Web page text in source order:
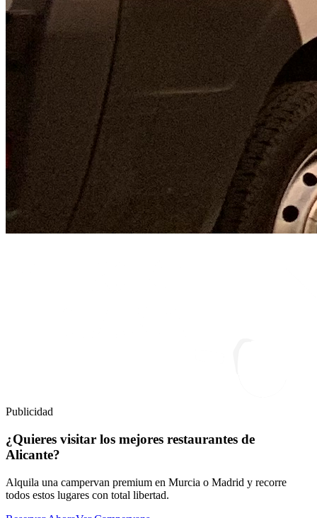
Publicidad
¿Quieres visitar los mejores restaurantes de
Alicante?
Alquila una campervan premium en Murcia o Madrid y recorre
todos estos lugares con total libertad.